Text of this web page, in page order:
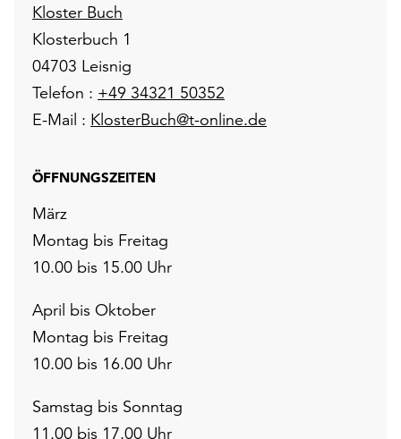
Kloster Buch
Klosterbuch 1
04703 Leisnig
Telefon : +49 34321 50352
E-Mail : KlosterBuch@t-online.de
ÖFFNUNGSZEITEN
März
Montag bis Freitag
10.00 bis 15.00 Uhr
April bis Oktober
Montag bis Freitag
10.00 bis 16.00 Uhr
Samstag bis Sonntag
11.00 bis 17.00 Uhr